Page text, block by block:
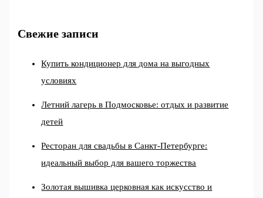
Свежие записи
Купить кондиционер для дома на выгодных
условиях
Летний лагерь в Подмосковье: отдых и развитие
детей
Ресторан для свадьбы в Санкт-Петербурге:
идеальный выбор для вашего торжества
Золотая вышивка церковная как искусство и